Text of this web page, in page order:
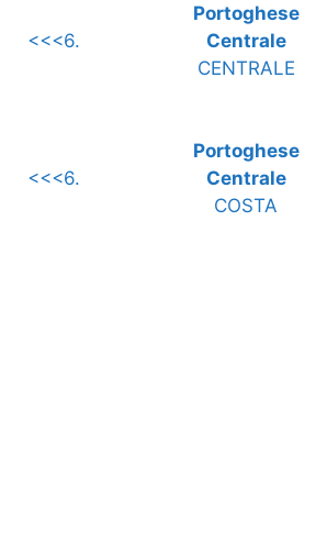
<<<6.
Portoghese
Centrale
CENTRALE
<<<6.
Portoghese
Centrale
COSTA